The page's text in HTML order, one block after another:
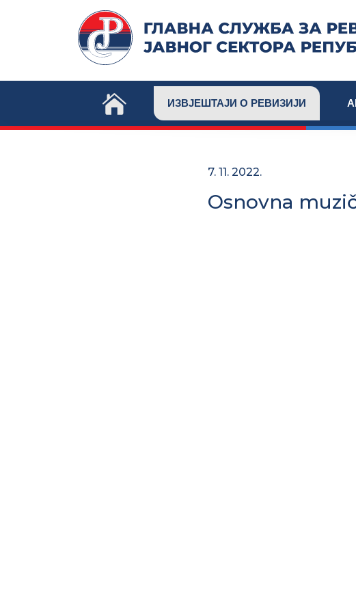
ИЗВЈЕШТАЈИ О РЕВИЗИЈИ
7. 11. 2022.
Osnovna